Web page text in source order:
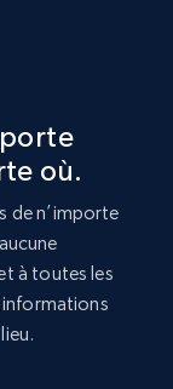
Rating,
où.
de n’importe
à toutes les
informations